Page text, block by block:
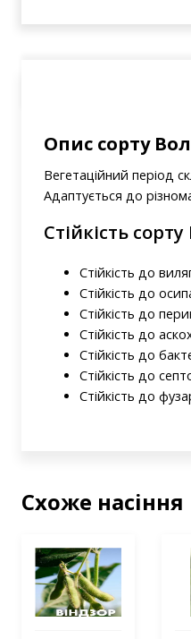
Опис сорту
Вегетаційний період
Адаптується до
Стійкість
Стійкість до
Стійкість до
Стійкість до
Стійкість до
Стійкість до
Стійкість до
Стійкість до
Схоже насіння